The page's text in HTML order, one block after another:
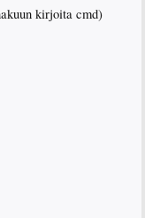
kirjoita cmd)